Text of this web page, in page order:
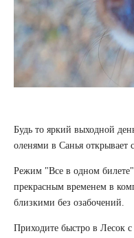
Будь то яркий выходной
оленями в Санья открывает
Режим "Все в одном билете"
прекрасным временем в
близкими без озабочений.
Приходите быстро в Лесок